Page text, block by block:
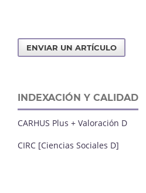
ENVIAR UN ARTÍCULO
INDEXACIÓN Y CALIDAD
CARHUS Plus + Valoración D
CIRC [Ciencias Sociales D]